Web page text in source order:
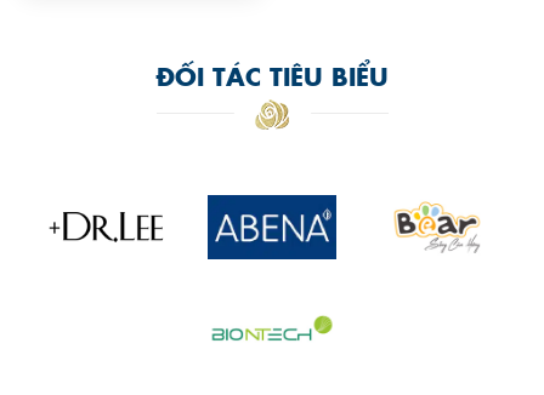
ĐỐI TÁC TIÊU BIỂU